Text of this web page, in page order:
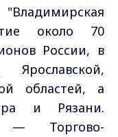
около 70
России, в
областей, а
и Рязани.
— Торгово-